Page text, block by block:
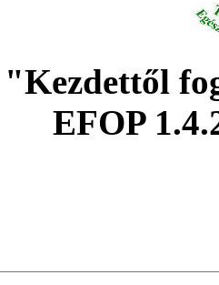
"Kezdettől
EFOP